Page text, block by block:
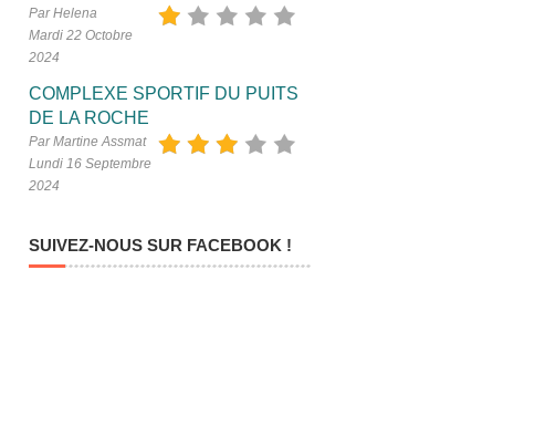
Par Helena
Mardi 22 Octobre
2024
COMPLEXE SPORTIF DU PUITS
DE LA ROCHE
Par Martine Assmat
Lundi 16 Septembre
2024
SUIVEZ-NOUS SUR FACEBOOK !